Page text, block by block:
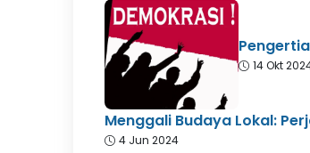
14 Okt
Menggali Budaya Lokal:
4 Jun 2024